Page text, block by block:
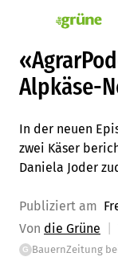
pv_die-grune-
Alpkäse-
In der neuen
zwei Käser
Daniela Joder
Publiziert am
Von die Grüne
G BauernZeitung